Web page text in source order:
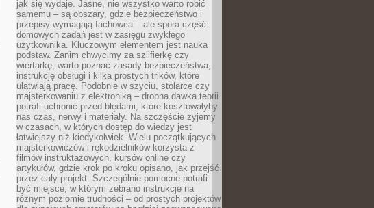
jak się wydaje. Jasne, nie wszystko warto robić
samemu – są obszary, gdzie bezpieczeństwo i
przepisy wymagają fachowca – ale spora część
domowych zadań jest w zasięgu zwykłego
użytkownika. Kluczowym elementem jest nauka
podstaw. Zanim chwycimy za szlifierkę czy
wiertarkę, warto poznać zasady bezpieczeństwa,
instrukcję obsługi i kilka prostych trików, które
ułatwiają pracę. Podobnie w szyciu, stolarce czy
majsterkowaniu z elektroniką – drobna dawka teorii
potrafi uchronić przed błędami, które kosztowałyby
nas czas, nerwy i materiały. Na szczęście żyjemy
w czasach, w których dostęp do wiedzy jest
łatwiejszy niż kiedykolwiek. Wielu początkujących
majsterkowiczów i rękodzielników korzysta z
filmów instruktażowych, kursów online czy
artykułów, gdzie krok po kroku opisano, jak przejść
przez cały projekt. Szczególnie pomocne potrafi
być miejsce, w którym zebrano instrukcje na
różnym poziomie trudności – od prostych projektów